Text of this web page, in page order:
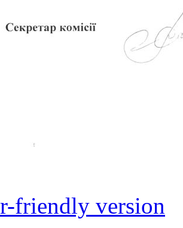
friendly version